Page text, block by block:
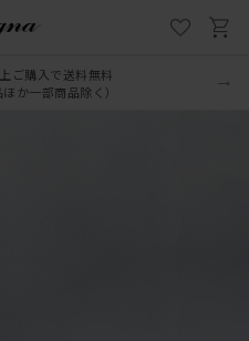
ご購入で送料無料
か一部商品除く）